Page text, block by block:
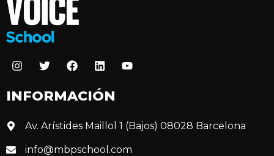
INFORMACIÓN
Av. Arístides Maillol 1 (Bajos) 08028 Barcelona
info@mbpschool.com